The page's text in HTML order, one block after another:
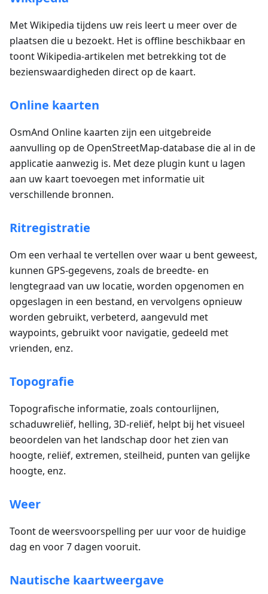
Met Wikipedia tijdens uw reis leert u meer over de
plaatsen die u bezoekt. Het is offline beschikbaar en
toont Wikipedia-artikelen met betrekking tot de
bezienswaardigheden direct op de kaart.
Online kaarten
OsmAnd Online kaarten zijn een uitgebreide
aanvulling op de OpenStreetMap-database die al in de
applicatie aanwezig is. Met deze plugin kunt u lagen
aan uw kaart toevoegen met informatie uit
verschillende bronnen.
Ritregistratie
Om een verhaal te vertellen over waar u bent geweest,
kunnen GPS-gegevens, zoals de breedte- en
lengtegraad van uw locatie, worden opgenomen en
opgeslagen in een bestand, en vervolgens opnieuw
worden gebruikt, verbeterd, aangevuld met
waypoints, gebruikt voor navigatie, gedeeld met
vrienden, enz.
Topografie
Topografische informatie, zoals contourlijnen,
schaduwreliëf, helling, 3D-reliëf, helpt bij het visueel
beoordelen van het landschap door het zien van
hoogte, reliëf, extremen, steilheid, punten van gelijke
hoogte, enz.
Weer
Toont de weersvoorspelling per uur voor de huidige
dag en voor 7 dagen vooruit.
Nautische kaartweergave